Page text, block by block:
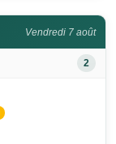
Vendredi 7 août
2